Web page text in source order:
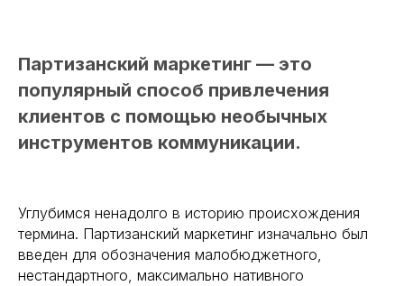
Партизанский маркетинг — это
популярный способ привлечения
клиентов с помощью необычных
инструментов коммуникации.
Углубимся ненадолго в историю происхождения
термина. Партизанский маркетинг изначально был
введен для обозначения малобюджетного,
нестандартного, максимально нативного